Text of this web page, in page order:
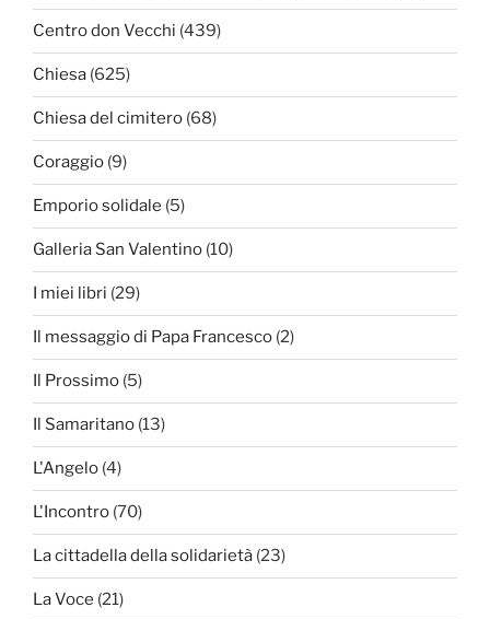
Centro don Vecchi (439)
Chiesa (625)
Chiesa del cimitero (68)
Coraggio (9)
Emporio solidale (5)
Galleria San Valentino (10)
I miei libri (29)
Il messaggio di Papa Francesco (2)
Il Prossimo (5)
Il Samaritano (13)
L'Angelo (4)
L'Incontro (70)
La cittadella della solidarietà (23)
La Voce (21)